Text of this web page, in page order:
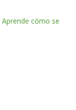
Aprende cómo se